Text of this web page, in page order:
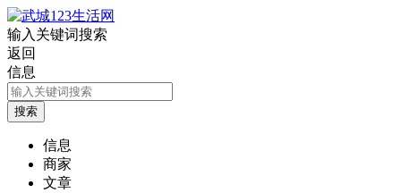
输入关键词搜索
返回
信息
信息
商家
文章